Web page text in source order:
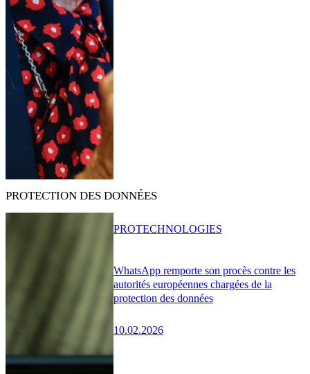
PROTECTION DES DONNÉES
WhatsApp remporte son procès contre les
autorités européennes chargées de la
protection des données
10.02.2026
PROTECHNOLOGIES